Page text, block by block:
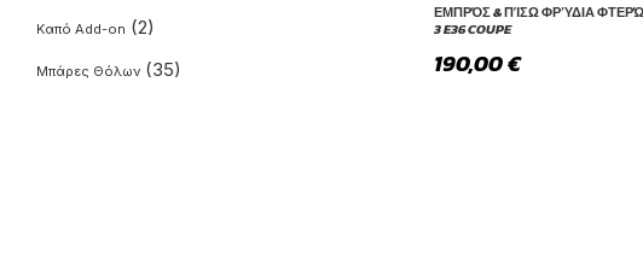
Καπό Add-on (2)
Μπάρες Θόλων (35)
ΕΜΠΡΌΣ & ΠΊΣΩ ΦΡΎΔΙΑ
3 E36 COUPE
190,00€